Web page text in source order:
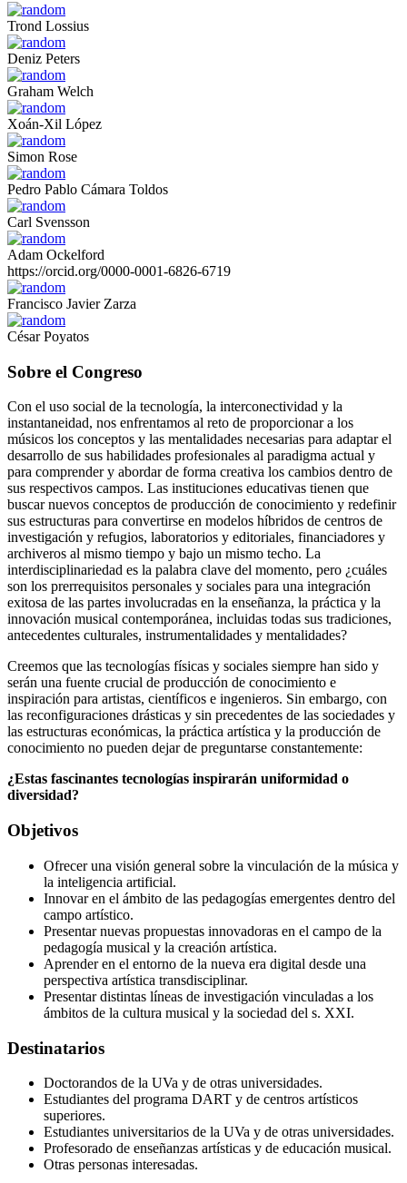
Trond Lossius
Deniz Peters
Graham Welch
Xoán-Xil López
Simon Rose
Pedro Pablo Cámara Toldos
Carl Svensson
Adam Ockelford
https://orcid.org/0000-0001-6826-6719
Francisco Javier Zarza
César Poyatos
Sobre el Congreso
Con el uso social de la tecnología, la interconectividad y la
instantaneidad, nos enfrentamos al reto de proporcionar a los
músicos los conceptos y las mentalidades necesarias para adaptar el
desarrollo de sus habilidades profesionales al paradigma actual y
para comprender y abordar de forma creativa los cambios dentro de
sus respectivos campos. Las instituciones educativas tienen que
buscar nuevos conceptos de producción de conocimiento y redefinir
sus estructuras para convertirse en modelos híbridos de centros de
investigación y refugios, laboratorios y editoriales, financiadores y
archiveros al mismo tiempo y bajo un mismo techo. La
interdisciplinariedad es la palabra clave del momento, pero ¿cuáles
son los prerrequisitos personales y sociales para una integración
exitosa de las partes involucradas en la enseñanza, la práctica y la
innovación musical contemporánea, incluidas todas sus tradiciones,
antecedentes culturales, instrumentalidades y mentalidades?
Creemos que las tecnologías físicas y sociales siempre han sido y
serán una fuente crucial de producción de conocimiento e
inspiración para artistas, científicos e ingenieros. Sin embargo, con
las reconfiguraciones drásticas y sin precedentes de las sociedades y
las estructuras económicas, la práctica artística y la producción de
conocimiento no pueden dejar de preguntarse constantemente:
¿Estas fascinantes tecnologías inspirarán uniformidad o
diversidad?
Objetivos
Ofrecer una visión general sobre la vinculación de la música y
la inteligencia artificial.
Innovar en el ámbito de las pedagogías emergentes dentro del
campo artístico.
Presentar nuevas propuestas innovadoras en el campo de la
pedagogía musical y la creación artística.
Aprender en el entorno de la nueva era digital desde una
perspectiva artística transdisciplinar.
Presentar distintas líneas de investigación vinculadas a los
ámbitos de la cultura musical y la sociedad del s. XXI.
Destinatarios
Doctorandos de la UVa y de otras universidades.
Estudiantes del programa DART y de centros artísticos
superiores.
Estudiantes universitarios de la UVa y de otras universidades.
Profesorado de enseñanzas artísticas y de educación musical.
Otras personas interesadas.